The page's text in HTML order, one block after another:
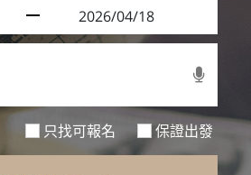
只找可報名 保證出發